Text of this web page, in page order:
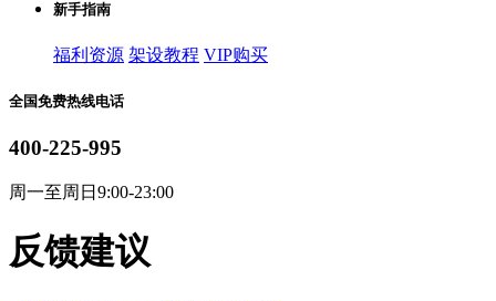
新手指南
福利资源 架设教程 VIP购买
全国免费热线电话
400-225-995
周一至周日9:00-23:00
反馈建议